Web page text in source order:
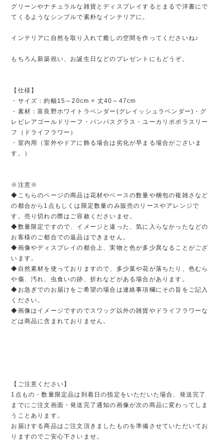
グリーンやナチュラルな雑貨とディスプレイするとまるで洋書にで
てくるようなシンプルで素朴なインテリアに。
インテリアに自然を取り入れて癒しの空間を作ってくださいね♪
もちろん新築祝い、お誕生日などのプレゼントにもどうぞ。
【仕様】
・サイズ：約幅15～20cm × 丈40～47cm
・素材：富良野ホワイトラベンダー(グレイッシュラベンダー)・グ
レビレアゴールドリーフ・パンパスグラス・ユーカリポポラスリー
フ（ドライフラワー）
・室内用（室外やドアに飾る場合は劣化が早まる場合がございま
す。）
※注意※
◆こちらのページの商品は花材やベースの数量や梱包の複雑さなど
の都合から1点もしくは限定数量のみ販売のリースやアレンジで
す。売り切れの際はご容赦くださいませ。
◆数量限定ですので、イメージと違った、気に入らなかったなどの
お客様のご都合での返品はできません。
◆画像やディスプレイの都合上、実物と色が多少異なることがござ
います。
◆自然素材を使っておりますので、多少葉や花が落ちたり、色むら
や傷、汚れ、虫食いの跡、折れなどがある場合があります。
◆お急ぎでのお届けをご希望の場合は連絡事項欄にその旨をご記入
ください。
◆画像はイメージですのでスワッグ以外の雑貨やドライフラワーな
どは商品に含まれておりません。
【ご注意ください】
1点もの・数量限定品は到着日の指定をいただいた場合、発送完了
までにご注文画面・発送完了通知の画像が次の商品に変わってしま
うことあります。
お届けする商品はご注文頂きましたものを準備させていただいてお
りますのでご安心下さいませ。